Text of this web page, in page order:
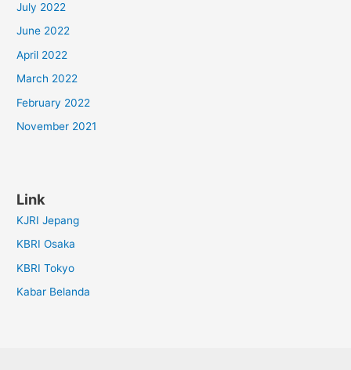
July 2022
June 2022
April 2022
March 2022
February 2022
November 2021
Link
KJRI Jepang
KBRI Osaka
KBRI Tokyo
Kabar Belanda